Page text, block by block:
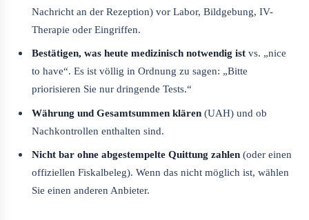
Nachricht an der Rezeption) vor Labor, Bildgebung, IV-
Therapie oder Eingriffen.
Bestätigen, was heute medizinisch notwendig ist vs. „nice
to have“. Es ist völlig in Ordnung zu sagen: „Bitte
priorisieren Sie nur dringende Tests.“
Währung und Gesamtsummen klären (UAH) und ob
Nachkontrollen enthalten sind.
Nicht bar ohne abgestempelte Quittung zahlen (oder einen
offiziellen Fiskalbeleg). Wenn das nicht möglich ist, wählen
Sie einen anderen Anbieter.